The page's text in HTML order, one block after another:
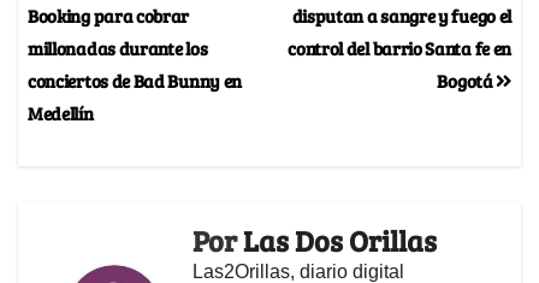
disputan a sangre y fuego el
control del barrio Santa fe en
Bogotá
Booking para cobrar
millonadas durante los
conciertos de Bad Bunny en
Medellín
PorLas Dos Orillas
Las2Orillas, diario digital